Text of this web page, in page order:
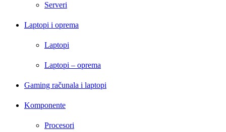
Serveri
Laptopi i oprema
Laptopi
Laptopi – oprema
Gaming računala i laptopi
Komponente
Procesori